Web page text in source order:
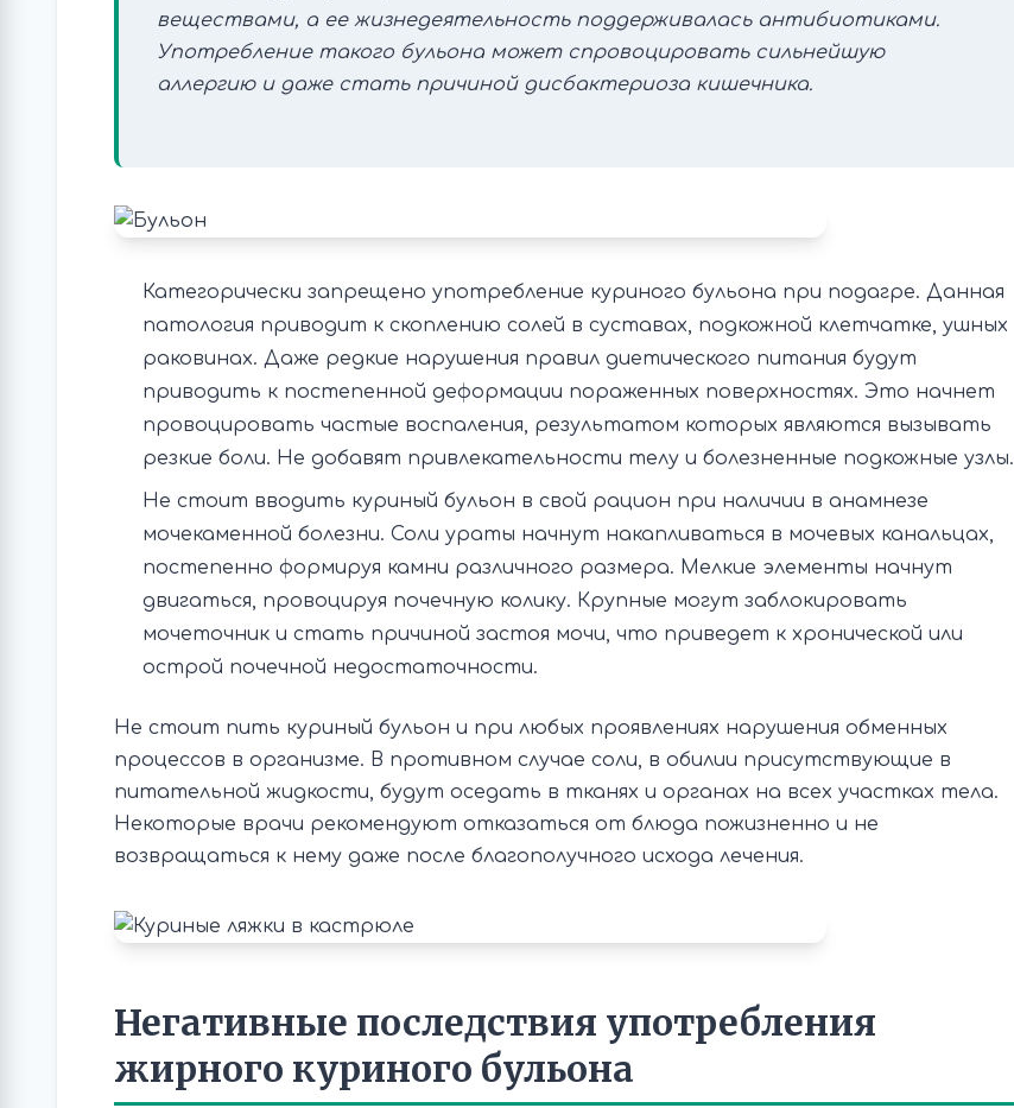
веществами, а ее жизнедеятельность поддерживалась антибиотиками.
Употребление такого бульона может спровоцировать сильнейшую
аллергию и даже стать причиной дисбактериоза кишечника.
Категорически запрещено употребление куриного бульона при подагре. Данная
патология приводит к скоплению солей в суставах, подкожной клетчатке, ушных
раковинах. Даже редкие нарушения правил диетического питания будут
приводить к постепенной деформации пораженных поверхностях. Это начнет
провоцировать частые воспаления, результатом которых являются вызывать
резкие боли. Не добавят привлекательности телу и болезненные подкожные узлы.
Не стоит вводить куриный бульон в свой рацион при наличии в анамнезе
мочекаменной болезни. Соли ураты начнут накапливаться в мочевых канальцах,
постепенно формируя камни различного размера. Мелкие элементы начнут
двигаться, провоцируя почечную колику. Крупные могут заблокировать
мочеточник и стать причиной застоя мочи, что приведет к хронической или
острой почечной недостаточности.
Не стоит пить куриный бульон и при любых проявлениях нарушения обменных
процессов в организме. В противном случае соли, в обилии присутствующие в
питательной жидкости, будут оседать в тканях и органах на всех участках тела.
Некоторые врачи рекомендуют отказаться от блюда пожизненно и не
возвращаться к нему даже после благополучного исхода лечения.
Негативные последствия употребления
жирного куриного бульона